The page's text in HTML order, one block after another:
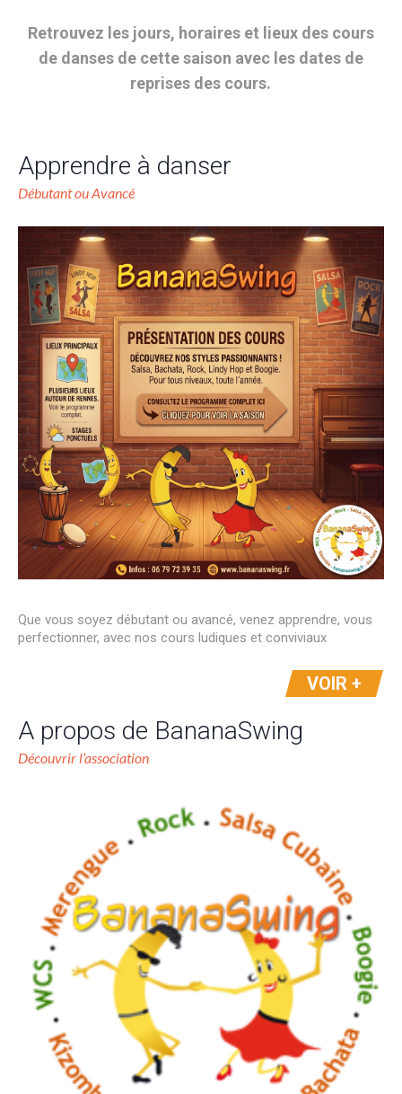
Retrouvez les jours, horaires et lieux des cours
de danses de cette saison avec les dates de
reprises des cours.
Apprendre à danser
Débutant ou Avancé
Que vous soyez débutant ou avancé, venez apprendre, vous
perfectionner, avec nos cours ludiques et conviviaux
VOIR +
A propos de BananaSwing
Découvrir l’association